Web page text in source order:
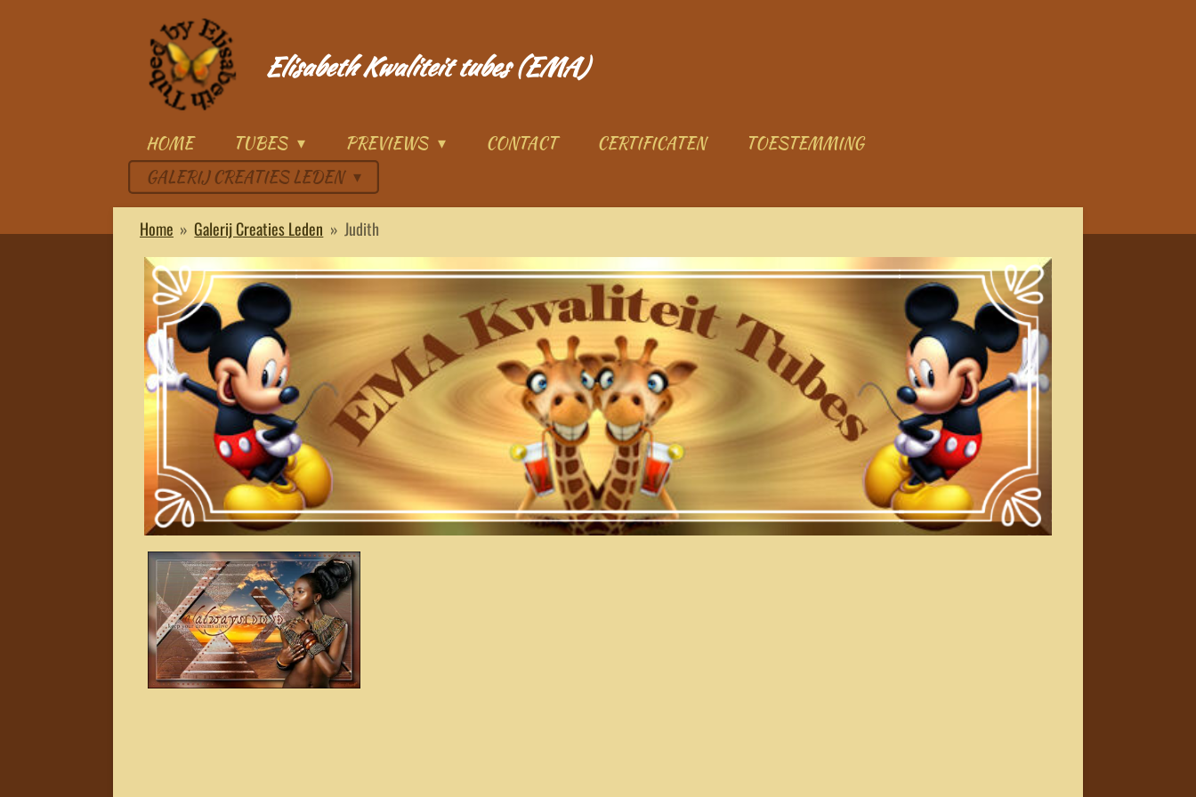
Elisabeth Kwaliteit tubes (EMA)
HOME TUBES PREVIEWS CONTACT CERTIFICATEN
TOESTEMMING
GALERIJ CREATIES LEDEN
Home » Galerij Creaties Leden » Judith